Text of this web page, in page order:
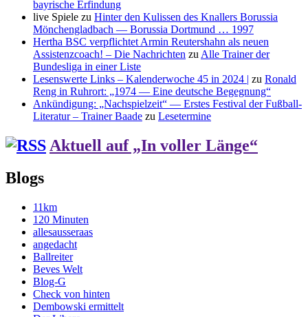
bayrische Erfindung
live Spiele zu Hinter den Kulissen des Knallers Borussia
Mönchengladbach — Borussia Dortmund … 1997
Hertha BSC verpflichtet Armin Reutershahn als neuen
Assistenzcoach! – Die Nachrichten zu Alle Trainer der
Bundesliga in einer Liste
Lesenswerte Links – Kalenderwoche 45 in 2024 | zu Ronald
Reng in Ruhrort: „1974 — Eine deutsche Begegnung“
Ankündigung: „Nachspielzeit“ — Erstes Festival der Fußball-
Literatur – Trainer Baade zu Lesetermine
Aktuell auf „In voller Länge“
Blogs
11km
120 Minuten
allesausseraas
angedacht
Ballreiter
Beves Welt
Blog-G
Check von hinten
Dembowski ermittelt